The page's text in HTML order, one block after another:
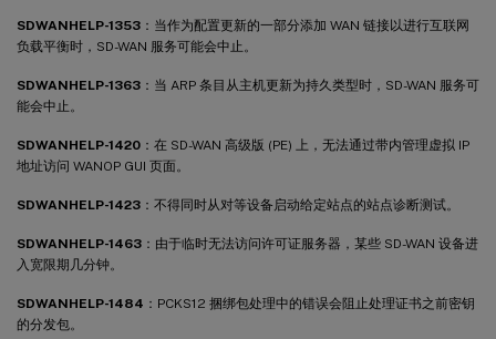
SDWANHELP-1353 ：当作为配置更新的一部分添加 WAN 链接以进行互联网
负载平衡时，SD-WAN 服务可能会中止。
SDWANHELP-1363 ：当 ARP 条目从主机更新为持久类型时，SD-WAN 服务可
能会中止。
SDWANHELP-1420 ：在 SD-WAN 高级版 (PE) 上，无法通过带内管理虚拟 IP
地址访问 WANOP GUI 页面。
SDWANHELP-1423 ：不得同时从对等设备启动给定站点的站点诊断测试。
SDWANHELP-1463 ：由于临时无法访问许可证服务器，某些 SD-WAN 设备进
入宽限期几分钟。
SDWANHELP-1484 ：PCKS12 捆绑包处理中的错误会阻止处理证书之前密钥
的分发包。